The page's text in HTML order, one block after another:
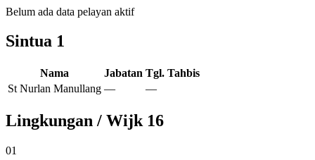
Belum ada data pelayan aktif
Sintua 1
Nama Jabatan Tgl. Tahbis
St Nurlan Manullang — —
Lingkungan / Wijk 16
01